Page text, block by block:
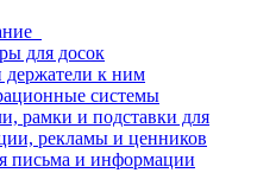
для досок
к ним
системы
рамки и подставки для
рекламы и ценников
письма и информации